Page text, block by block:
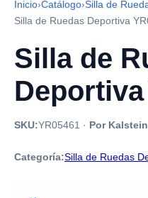
Inicio›Catálogo›Silla de
Silla de Ruedas Deportiva
Silla de
SKU:YR05461 · Por Kalstein
Categoría:Silla de Ruedas